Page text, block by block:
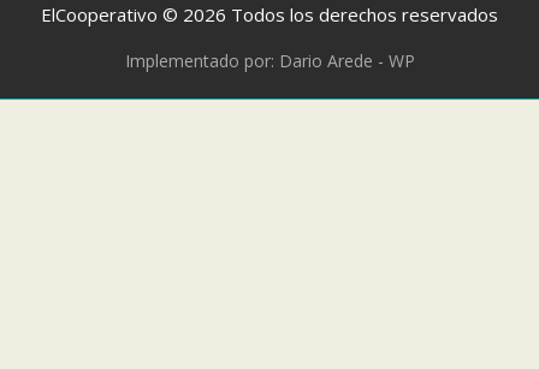
ElCooperativo © 2026 Todos los derechos reservados